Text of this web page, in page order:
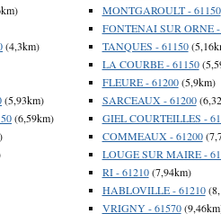
(4,3km)
(5,93km)
(6,59km)
MONTGAROULT - 61150
FONTENAI SUR ORNE -
TANQUES - 61150
LA COURBE - 61150
FLEURE - 61200(5,9km)
SARCEAUX - 61200
GIEL COURTEILLES -
COMMEAUX - 61200
LOUGE SUR MAIRE -
RI - 61210(7,94km)
HABLOVILLE - 61210
VRIGNY - 61570